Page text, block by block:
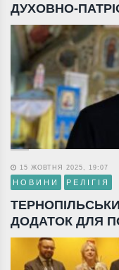
ДУХОВНО-
15 ЖОВТНЯ 2025, 19:07
НОВИНИ РЕЛІГІЯ
ДОДАТОК ДЛЯ